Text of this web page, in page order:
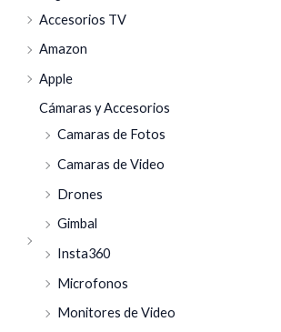
Accesorios TV
Amazon
Apple
Cámaras y Accesorios
Camaras de Fotos
Camaras de Video
Drones
Gimbal
Insta360
Microfonos
Monitores de Video